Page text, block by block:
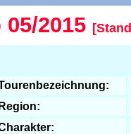
2015
Region: